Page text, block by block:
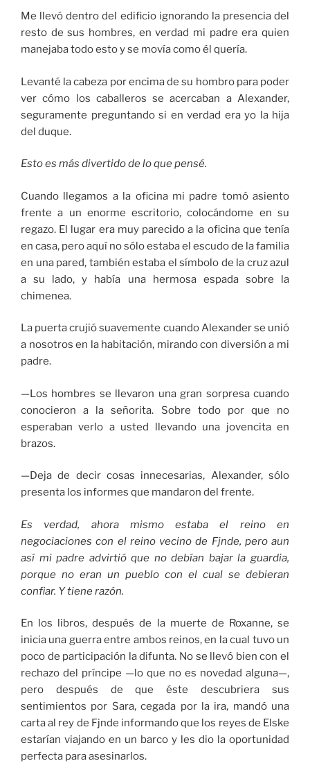
Me llevó dentro del edificio ignorando la presencia del
resto de sus hombres, en verdad mi padre era quien
manejaba todo esto y se movía como él quería.
Levanté la cabeza por encima de su hombro para poder
ver cómo los caballeros se acercaban a Alexander,
seguramente preguntando si en verdad era yo la hija
del duque.
Esto es más divertido de lo que pensé.
Cuando llegamos a la oficina mi padre tomó asiento
frente a un enorme escritorio, colocándome en su
regazo. El lugar era muy parecido a la oficina que tenía
en casa, pero aquí no sólo estaba el escudo de la familia
en una pared, también estaba el símbolo de la cruz azul
a su lado, y había una hermosa espada sobre la
chimenea.
La puerta crujió suavemente cuando Alexander se unió
a nosotros en la habitación, mirando con diversión a mi
padre.
—Los hombres se llevaron una gran sorpresa cuando
conocieron a la señorita. Sobre todo por que no
esperaban verlo a usted llevando una jovencita en
brazos.
—Deja de decir cosas innecesarias, Alexander, sólo
presenta los informes que mandaron del frente.
Es verdad, ahora mismo estaba el reino en
negociaciones con el reino vecino de Fjnde, pero aun
así mi padre advirtió que no debían bajar la guardia,
porque no eran un pueblo con el cual se debieran
confiar. Y tiene razón.
En los libros, después de la muerte de Roxanne, se
inicia una guerra entre ambos reinos, en la cual tuvo un
poco de participación la difunta. No se llevó bien con el
rechazo del príncipe —lo que no es novedad alguna—,
pero después de que éste descubriera sus
sentimientos por Sara, cegada por la ira, mandó una
carta al rey de Fjnde informando que los reyes de Elske
estarían viajando en un barco y les dio la oportunidad
perfecta para asesinarlos.